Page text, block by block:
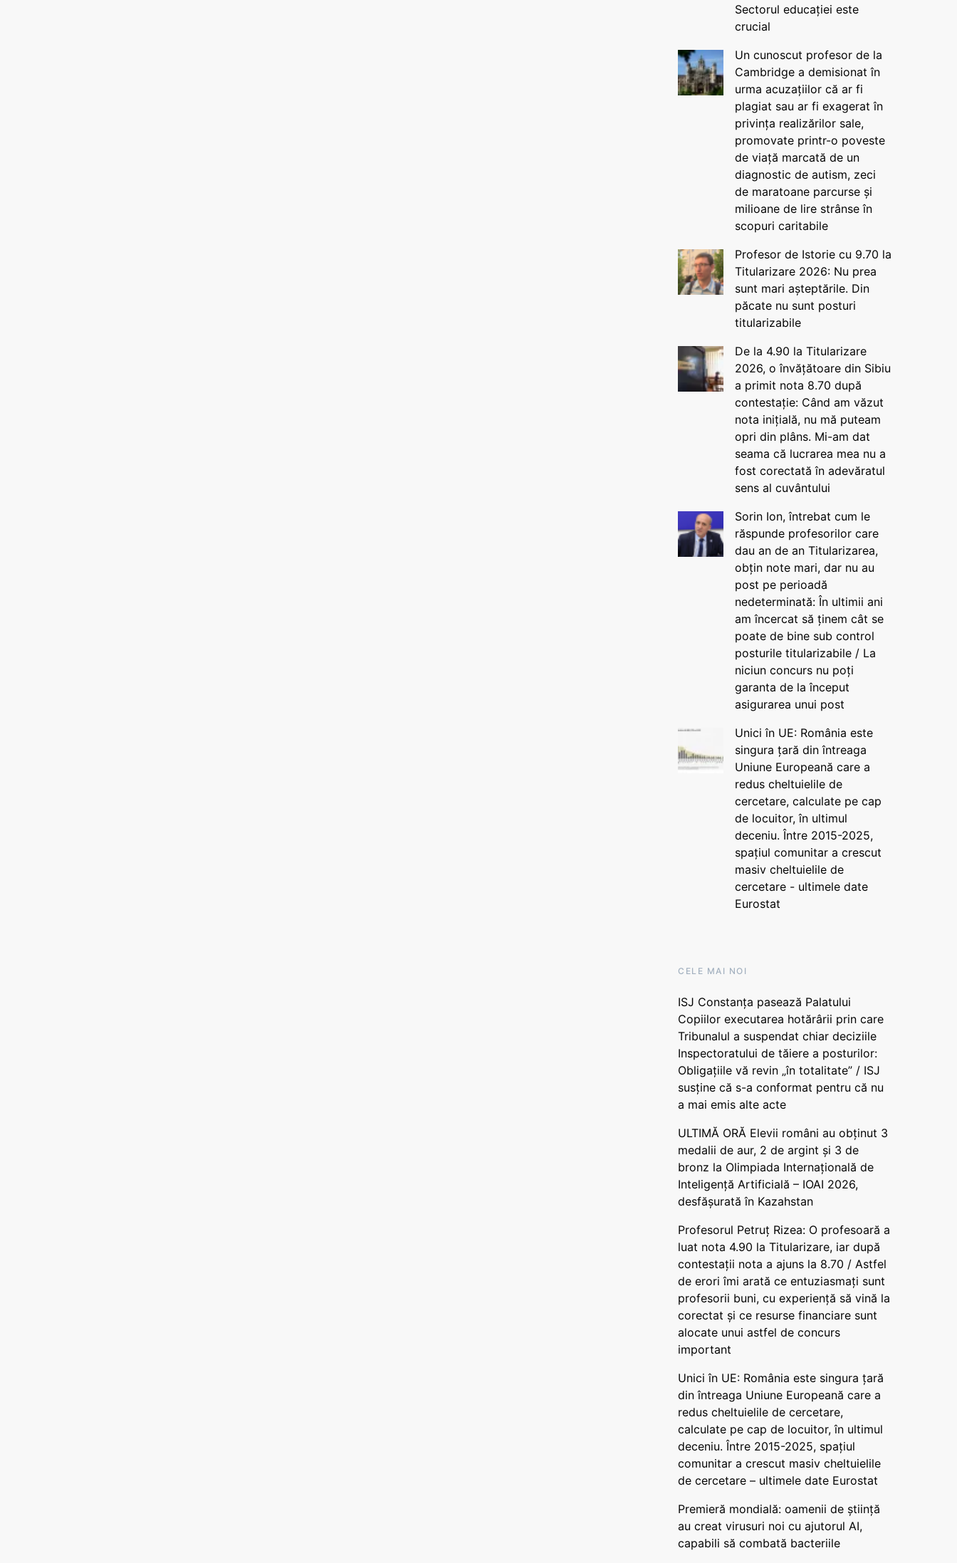
Sectorul educației este
crucial
Un cunoscut profesor de la
Cambridge a demisionat în
urma acuzațiilor că ar fi
plagiat sau ar fi exagerat în
privința realizărilor sale,
promovate printr-o poveste
de viață marcată de un
diagnostic de autism, zeci
de maratoane parcurse și
milioane de lire strânse în
scopuri caritabile
Profesor de Istorie cu 9.70 la
Titularizare 2026: Nu prea
sunt mari așteptările. Din
păcate nu sunt posturi
titularizabile
De la 4.90 la Titularizare
2026, o învățătoare din Sibiu
a primit nota 8.70 după
contestație: Când am văzut
nota inițială, nu mă puteam
opri din plâns. Mi-am dat
seama că lucrarea mea nu a
fost corectată în adevăratul
sens al cuvântului
Sorin Ion, întrebat cum le
răspunde profesorilor care
dau an de an Titularizarea,
obțin note mari, dar nu au
post pe perioadă
nedeterminată: În ultimii ani
am încercat să ținem cât se
poate de bine sub control
posturile titularizabile / La
niciun concurs nu poți
garanta de la început
asigurarea unui post
Unici în UE: România este
singura țară din întreaga
Uniune Europeană care a
redus cheltuielile de
cercetare, calculate pe cap
de locuitor, în ultimul
deceniu. Între 2015-2025,
spațiul comunitar a crescut
masiv cheltuielile de
cercetare - ultimele date
Eurostat
CELE MAI NOI
ISJ Constanța pasează Palatului
Copiilor executarea hotărârii prin care
Tribunalul a suspendat chiar deciziile
Inspectoratului de tăiere a posturilor:
Obligațiile vă revin „în totalitate” / ISJ
susține că s-a conformat pentru că nu
a mai emis alte acte
ULTIMĂ ORĂ Elevii români au obținut 3
medalii de aur, 2 de argint și 3 de
bronz la Olimpiada Internațională de
Inteligență Artificială – IOAI 2026,
desfășurată în Kazahstan
Profesorul Petruț Rizea: O profesoară a
luat nota 4.90 la Titularizare, iar după
contestații nota a ajuns la 8.70 / Astfel
de erori îmi arată ce entuziasmați sunt
profesorii buni, cu experiență să vină la
corectat și ce resurse financiare sunt
alocate unui astfel de concurs
important
Unici în UE: România este singura țară
din întreaga Uniune Europeană care a
redus cheltuielile de cercetare,
calculate pe cap de locuitor, în ultimul
deceniu. Între 2015-2025, spațiul
comunitar a crescut masiv cheltuielile
de cercetare – ultimele date Eurostat
Premieră mondială: oamenii de știință
au creat virusuri noi cu ajutorul AI,
capabili să combată bacteriile